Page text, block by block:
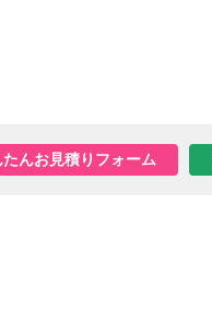
んお見積りフォーム